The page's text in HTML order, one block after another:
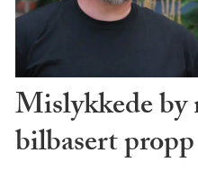
Mislykkede by
bilbasert propp